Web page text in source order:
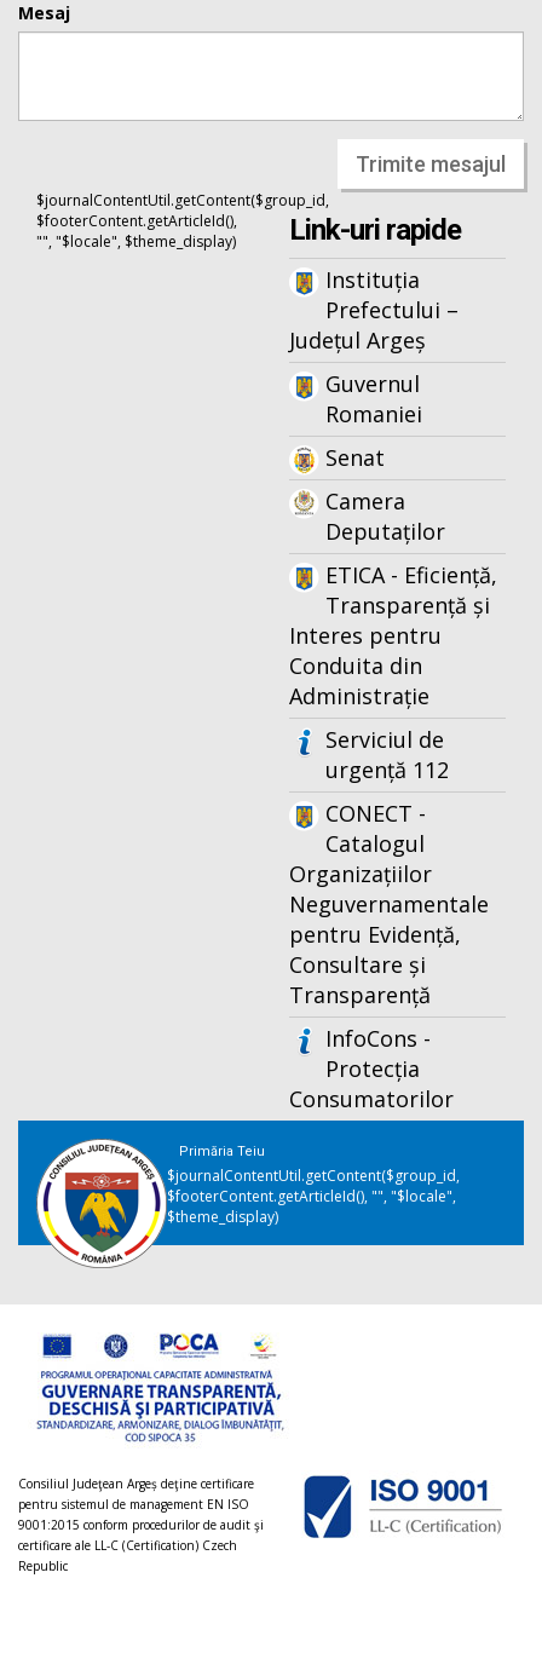
Mesaj
Trimite mesajul
$journalContentUtil.getContent($group_id,
$footerContent.getArticleId(),
"", "$locale", $theme_display)
Link-uri rapide
Instituția
Prefectului –
Județul Argeș
Guvernul
Romaniei
Senat
Camera
Deputaților
ETICA - Eficiență,
Transparență și
Interes pentru
Conduita din
Administrație
Serviciul de
urgență 112
CONECT -
Catalogul
Organizațiilor
Neguvernamentale
pentru Evidență,
Consultare și
Transparență
InfoCons -
Protecția
Consumatorilor
Primăria Teiu
$journalContentUtil.getContent($group_id,
$footerContent.getArticleId(), "", "$locale",
$theme_display)
Consiliul Judeţean Argeș deţine certificare
pentru sistemul de management EN ISO
9001:2015 conform procedurilor de audit şi
certificare ale LL-C (Certification) Czech
Republic